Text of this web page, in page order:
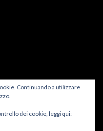
Continuando a utilizzare
dei cookie, leggi qui: